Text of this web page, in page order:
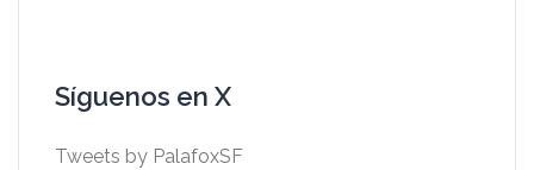
Síguenos en X
Tweets by PalafoxSF